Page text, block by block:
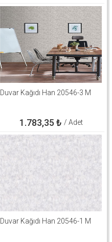
Duvar Kağıdı Han 20546-3 M
1.783,35 ₺ / Adet
Duvar Kağıdı Han 20546-1 M